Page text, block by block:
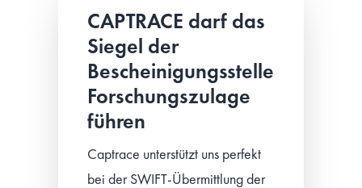
CAPTRACE darf das
Siegel der
Bescheinigungsstelle
Forschungszulage
führen
Captrace unterstützt uns perfekt
bei der SWIFT-Übermittlung der